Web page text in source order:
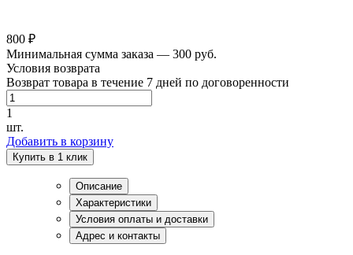
800 ₽
Минимальная сумма заказа — 300 руб.
Условия возврата
Возврат товара в течение 7 дней по договоренности
1
шт.
Добавить в корзину
Купить в 1 клик
Описание
Характеристики
Условия оплаты и доставки
Адрес и контакты